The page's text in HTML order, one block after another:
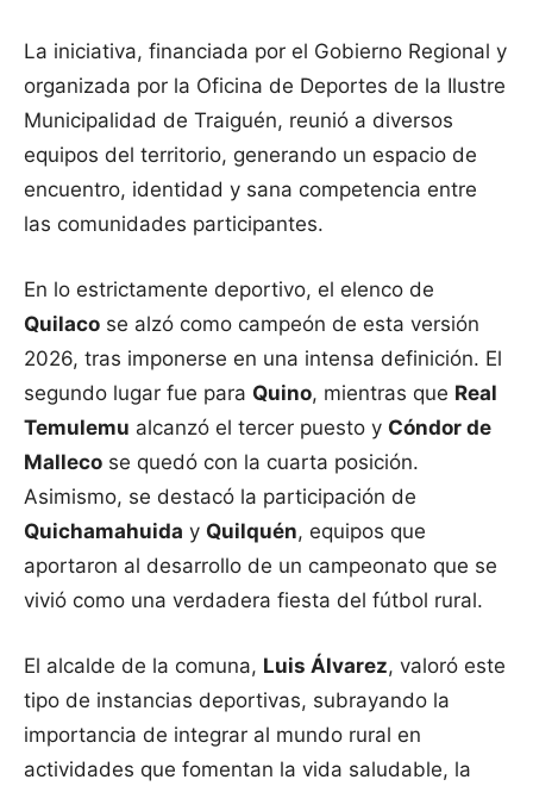
La iniciativa, financiada por el Gobierno Regional y
organizada por la Oficina de Deportes de la Ilustre
Municipalidad de Traiguén, reunió a diversos
equipos del territorio, generando un espacio de
encuentro, identidad y sana competencia entre
las comunidades participantes.
En lo estrictamente deportivo, el elenco de
Quilaco se alzó como campeón de esta versión
2026, tras imponerse en una intensa definición. El
segundo lugar fue para Quino, mientras que Real
Temulemu alcanzó el tercer puesto y Cóndor de
Malleco se quedó con la cuarta posición.
Asimismo, se destacó la participación de
Quichamahuida y Quilquén, equipos que
aportaron al desarrollo de un campeonato que se
vivió como una verdadera fiesta del fútbol rural.
El alcalde de la comuna, Luis Álvarez, valoró este
tipo de instancias deportivas, subrayando la
importancia de integrar al mundo rural en
actividades que fomentan la vida saludable, la